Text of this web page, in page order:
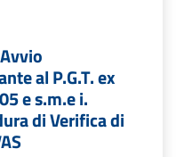
al P.G.T. ex
e s.m.e i.
di Verifica di